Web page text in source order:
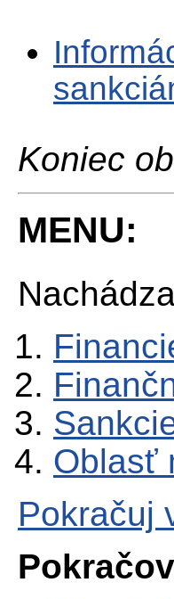
Koniec
MENU:
Oblasť
Pokračuj